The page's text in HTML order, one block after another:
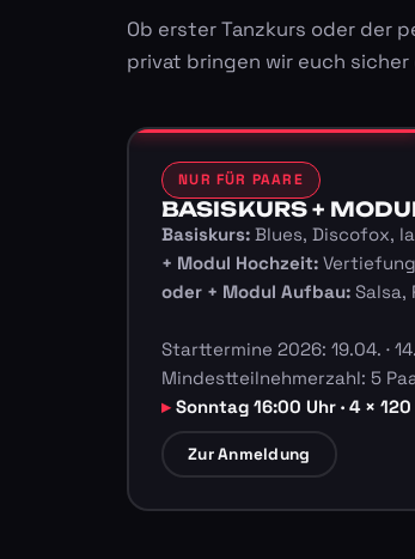
Ob erster Tanzkurs oder der
privat bringen wir euch sicher
NUR FÜR PAARE
BASISKURS +
Basiskurs:Blues, Discofox,
+ Modul Hochzeit:Vertiefung
oder + Modul Aufbau:Salsa,
Starttermine 2026: 19.04. ·
Mindestteilnehmerzahl: 5
Sonntag 16:00 Uhr · 4 ×
Zur Anmeldung